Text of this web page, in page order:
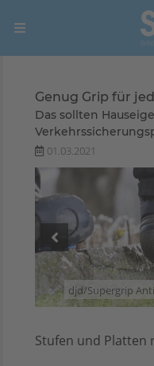
Genug Grip für
Das sollten
01.03.2021
djd/Supergrip
Stufen und Platten